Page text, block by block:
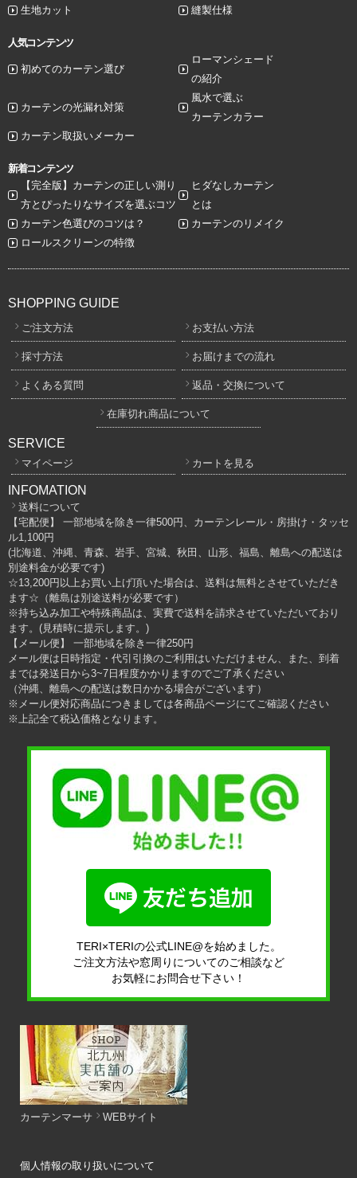
生地カット
縫製仕様
人気コンテンツ
初めてのカーテン選び
ローマンシェード
の紹介
カーテンの光漏れ対策
風水で選ぶ
カーテンカラー
カーテン取扱いメーカー
新着コンテンツ
【完全版】カーテンの正しい測り
方とぴったりなサイズを選ぶコツ
ヒダなしカーテン
とは
カーテン色選びのコツは？
カーテンのリメイク
ロールスクリーンの特徴
SHOPPING GUIDE
ご注文方法 お支払い方法
採寸方法 お届けまでの流れ
よくある質問 返品・交換について
在庫切れ商品について
SERVICE
マイページ カートを見る
INFOMATION
送料について
【宅配便】 一部地域を除き一律500円、カーテンレール・房掛け・タッセ
ル1,100円
(北海道、沖縄、青森、岩手、宮城、秋田、山形、福島、離島への配送は
別途料金が必要です)
☆13,200円以上お買い上げ頂いた場合は、送料は無料とさせていただき
ます☆（離島は別途送料が必要です）
※持ち込み加工や特殊商品は、実費で送料を請求させていただいており
ます。(見積時に提示します。)
【メール便】 一部地域を除き一律250円
メール便は日時指定・代引引換のご利用はいただけません、また、到着
までは発送日から3~7日程度かかりますのでご了承ください
（沖縄、離島への配送は数日かかる場合がございます）
※メール便対応商品につきましては各商品ページにてご確認ください
※上記全て税込価格となります。
TERI×TERIの公式LINE@を始めました。
ご注文方法や窓周りについてのご相談など
お気軽にお問合せ下さい！
カーテンマーサ WEBサイト
個人情報の取り扱いについて